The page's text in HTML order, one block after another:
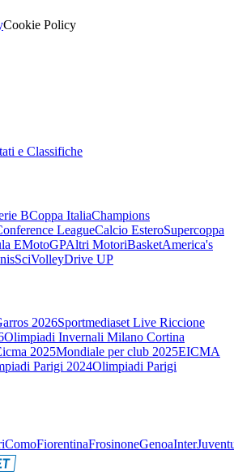
Cookie Policy
e Classifiche
BCoppa ItaliaChampions
LeagueCalcio EsteroSupercoppa
EMotoGPAltri MotoriBasketAmerica's
SciVolleyDrive UP
2026Sportmediaset Live Riccione
Olimpiadi Invernali Milano Cortina
2025Mondiale per club 2025EICMA
Parigi 2024Olimpiadi Parigi
ComoFiorentinaFrosinoneGenoaInter